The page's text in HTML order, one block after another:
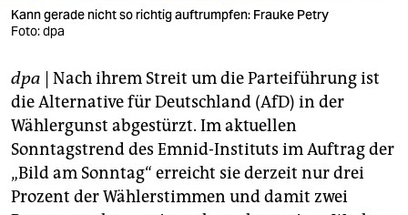
verlag
shop
fragen & hilfe
unterstützen
abo
Kann gerade nicht so richtig auftrumpfen: Frauke Petry
Foto: dpa
dpa | Nach ihrem Streit um die Parteiführung ist
die Alternative für Deutschland (AfD) in der
Wählergunst abgestürzt. Im aktuellen
Sonntagstrend des Emnid-Instituts im Auftrag der
„Bild am Sonntag“ erreicht sie derzeit nur drei
Prozent der Wählerstimmen und damit zwei